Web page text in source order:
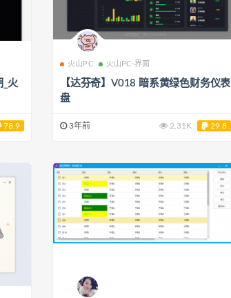
_火
78.9
火山PC 火山PC-界面
【达芬奇】V018 暗系黄绿色财务仪表
盘
3年前 2.31K 29.8